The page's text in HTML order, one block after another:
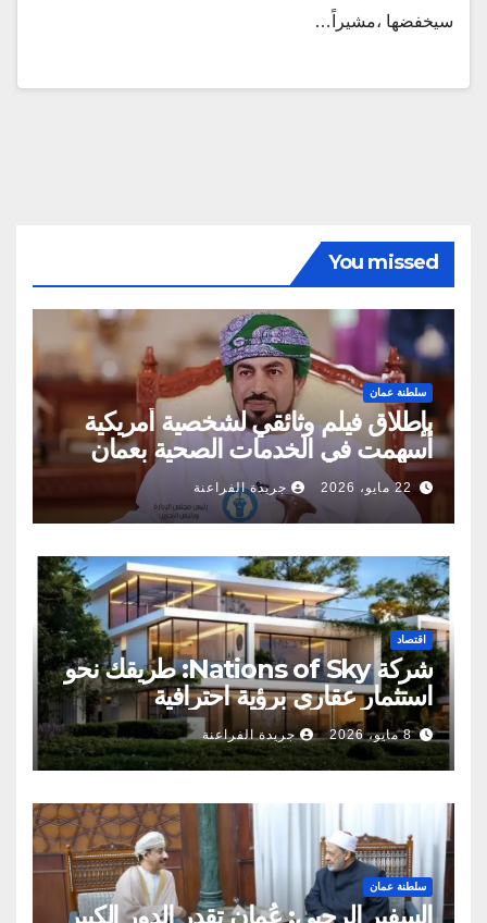
سيخفضها ،مشيراً…
You missed
سلطنة عمان
بإطلاق فيلم وثائقي لشخصية أمريكية
أسهمت في الخدمات الصحية بعمان
22 مايو، 2026 جريدة الفراعنة
اقتصاد
شركة Nations of Sky: طريقك نحو
استثمار عقاري برؤية احترافية
8 مايو، 2026 جريدة الفراعنة
سلطنة عمان
السفير الرحبي: عُمان تقدر الدور الكبير